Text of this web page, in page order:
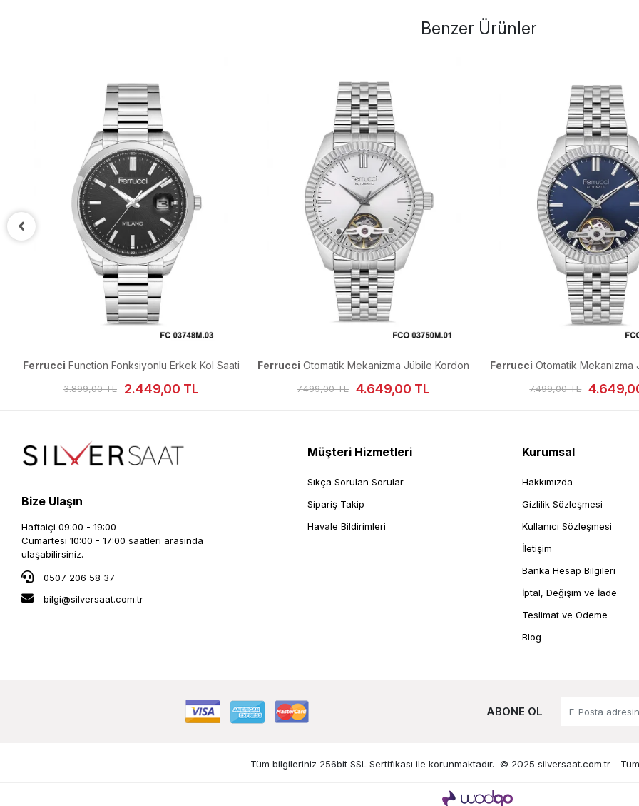
Benzer Ürünler
Ferrucci Function Fonksiyonlu Erkek Kol Saati
3.899,00 TL 2.449,00 TL
Ferrucci Otomatik Mekanizma Jübile Kordon
Erkek Kol Saati
7.499,00 TL 4.649,00 TL
Ferrucci Otomatik Mekanizma
Erkek Kol Saati
7.499,00 TL
Bize Ulaşın
Haftaiçi 09:00 - 19:00
Cumartesi 10:00 - 17:00 saatleri arasında
ulaşabilirsiniz.
0507 206 58 37
bilgi@silversaat.com.tr
Müşteri Hizmetleri
Sıkça Sorulan Sorular
Sipariş Takip
Havale Bildirimleri
Kurumsal
Hakkımızda
Gizlilik Sözleşmesi
Kullanıcı Sözleşmesi
İletişim
Banka Hesap Bilgileri
İptal, Değişim ve İade
Teslimat ve Ödeme
Blog
ABONE OL
Tüm bilgileriniz 256bit SSL Sertifikası ile korunmaktadır. © 2025 silversaat.com.tr -